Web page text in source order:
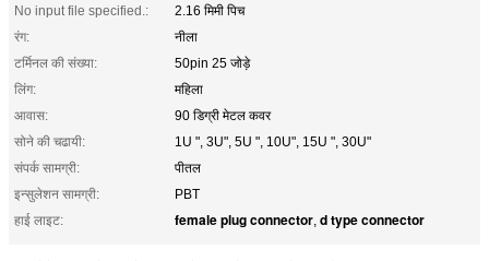
No input file specified.:
2.16 मिमी पिच
रंग:
नीला
टर्मिनल की संख्या:
50pin 25 जोड़े
लिंग:
महिला
आवास:
90 डिग्री मेटल कवर
सोने की चढायी:
1U ", 3U", 5U ", 10U", 15U ", 30U"
संपर्क सामग्री:
पीतल
इन्सुलेशन सामग्री:
PBT
हाई लाइट:
female plug connector, d type connector